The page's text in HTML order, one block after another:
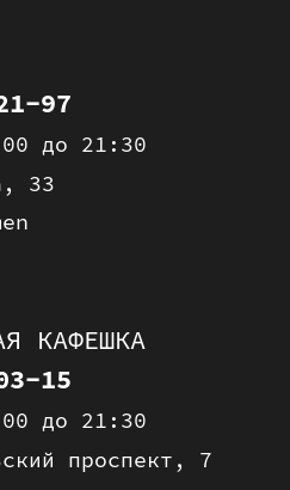
97
до 21:30
33
КАФЕШКА
15
до 21:30
проспект, 7